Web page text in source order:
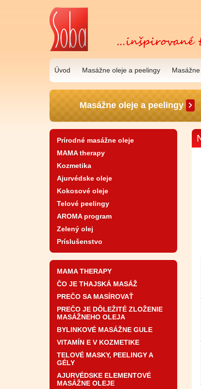
Úvod Masážne oleje a peelingy
Masážne oleje a peelingy
Prírodné masážne oleje
MAMA therapy
Kozmetika
Ajurvédske oleje
Kokosové oleje
Telové peelingy
AROMA program
Zelený olej
Príslušenstvo
MAMA THERAPY
ČO JE THAJSKÁ MASÁŽ
PREČO SA MASÍROVAŤ
PREČO JE DÔLEŽITÉ ZLOŽENIE
MASÁŽNEHO OLEJA
BYLINKOVÉ MASÁŽNE GULE
VITAMÍN E V KOZMETIKE
TELOVÉ MASKY, PEELINGY A
GÉLY
AJURVÉDSKE ELEMENTOVÉ
MASÁŽNE OLEJE